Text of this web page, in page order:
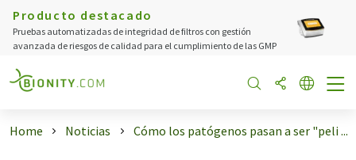
Producto destacado
Pruebas automatizadas de integridad de filtros con gestión
avanzada de riesgos de calidad para el cumplimiento de las GMP
Home Noticias Cómo los patógenos pasan a ser "peli ...